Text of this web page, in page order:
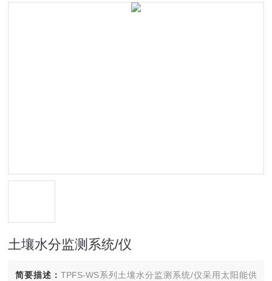
土壤水分监测系统/仪
简要描述：TPFS-WS系列土壤水分监测系统/仪采用太阳能供